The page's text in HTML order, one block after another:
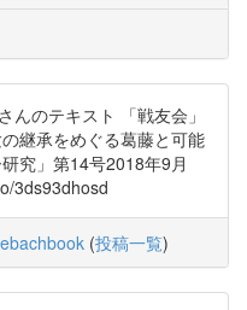
んのテキスト 「戦友会」
承をめぐる葛藤と可能
究」第14号2018年9月
3ds93dhosd
(投稿一覧)